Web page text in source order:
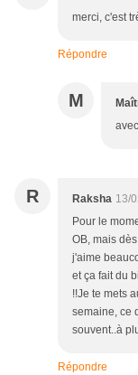
merci, c'est
Répondre
M
R Raksha 13/
Pour le
OB, mais
j'aime
et ça fait du
!!Je te mets
semaine, ce
souvent..à
Répondre